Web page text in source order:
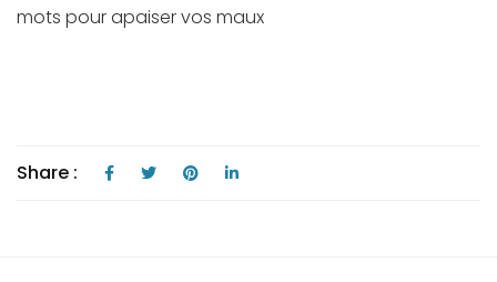
mots pour apaiser vos maux
Share :